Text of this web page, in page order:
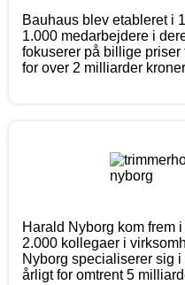
Bauhaus blev etableret i
1.000 medarbejdere i
fokuserer på billige
for over 2 milliarder
Harald Nyborg kom frem
2.000 kollegaer i
Nyborg specialiserer sig
årligt for omtrent 5